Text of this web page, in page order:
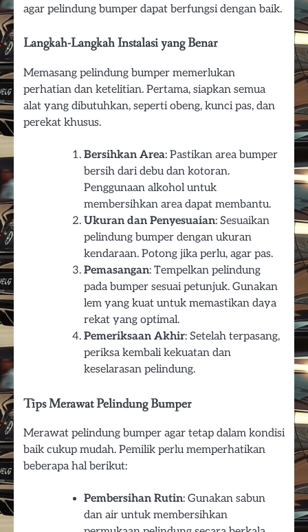
agar pelindung bumper dapat berfungsi dengan baik.
Langkah-Langkah Instalasi yang Benar
Memasang pelindung bumper memerlukan
perhatian dan ketelitian. Pertama, siapkan semua
alat yang dibutuhkan, seperti obeng, kunci pas, dan
perekat khusus.
Bersihkan Area: Pastikan area bumper
bersih dari debu dan kotoran.
Penggunaan alkohol untuk
membersihkan area dapat membantu.
Ukuran dan Penyesuaian: Sesuaikan
pelindung bumper dengan ukuran
kendaraan. Potong jika perlu, agar pas.
Pemasangan: Tempelkan pelindung
pada bumper sesuai petunjuk. Gunakan
lem yang kuat untuk memastikan daya
rekat yang optimal.
Pemeriksaan Akhir: Setelah terpasang,
periksa kembali kekuatan dan
keselarasan pelindung.
Tips Merawat Pelindung Bumper
Merawat pelindung bumper agar tetap dalam kondisi
baik cukup mudah. Pemilik perlu memperhatikan
beberapa hal berikut:
Pembersihan Rutin: Gunakan sabun
dan air untuk membersihkan